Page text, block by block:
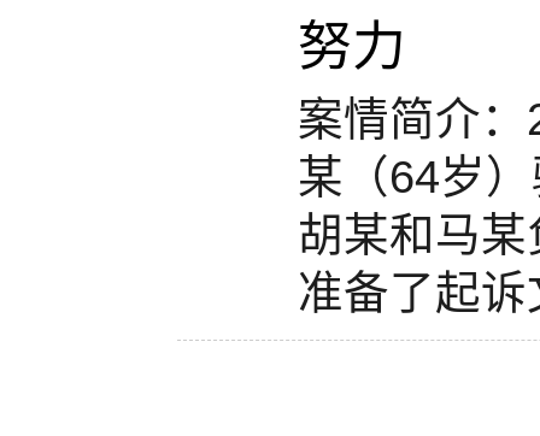
努力
案情简介
某（64岁
胡某和马
准备了起